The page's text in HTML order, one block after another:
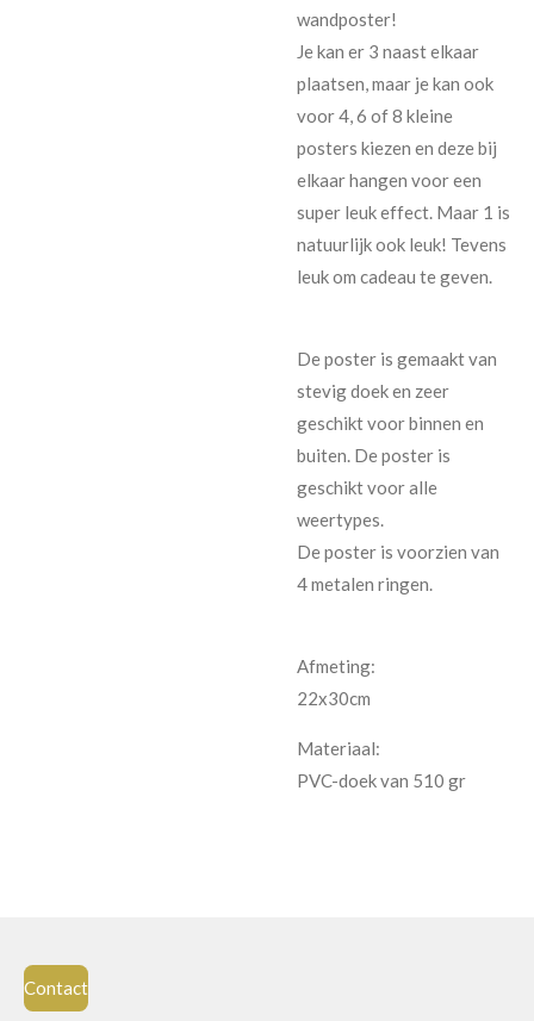
wandposter!
Je kan er 3 naast elkaar
plaatsen, maar je kan ook
voor 4, 6 of 8 kleine
posters kiezen en deze bij
elkaar hangen voor een
super leuk effect. Maar 1 is
natuurlijk ook leuk! Tevens
leuk om cadeau te geven.
De poster is gemaakt van
stevig doek en zeer
geschikt voor binnen en
buiten. De poster is
geschikt voor alle
weertypes.
De poster is voorzien van
4 metalen ringen.
Afmeting:
22x30cm
Materiaal:
PVC-doek van 510 gr
Contact